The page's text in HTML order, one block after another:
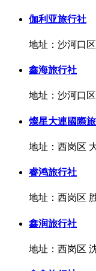
伽利亚旅行社
地址：沙河口
鑫海旅行社
地址：沙河口
燦星大連國際
地址：西岗区
睿鸿旅行社
地址：西岗区
鑫润旅行社
地址：西岗区